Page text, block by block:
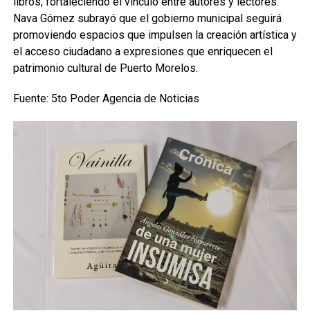
Nava Gómez subrayó que el gobierno municipal seguirá
promoviendo espacios que impulsen la creación artística y
el acceso ciudadano a expresiones que enriquecen el
patrimonio cultural de Puerto Morelos.
Fuente: 5to Poder Agencia de Noticias